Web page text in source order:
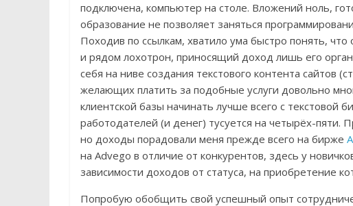
подключена, компьютер на столе. Вложений ноль,
образование не позволяет заняться
Походив по ссылкам, хватило ума быстро понять,
и рядом лохотрон, приносящий доход лишь его
себя на ниве создания текстового контента сайтов
желающих платить за подобные услуги довольно
клиентской базы начинать лучше всего с текстовой
работодателей (и денег) тусуется на четырёх-пяти.
но доходы порадовали меня прежде всего на бирже
на Advego в отличие от конкурентов, здесь у
зависимости доходов от статуса, на приобретение
Попробую обобщить свой успешный опыт